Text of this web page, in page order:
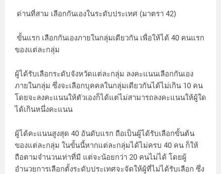
ด่านที่สาม เลือกกันเองในระดับประเทศ (มาตรา 42)
ขั้นแรก เลือกกันเองภายในกลุ่มเดียวกัน เพื่อให้ได้ 40 คนแรก
ของแต่ละกลุ่ม
ผู้ได้รับเลือกระดับจังหวัดแต่ละกลุ่ม ลงคะแนนเลือกกันเอง
ภายในกลุ่ม ซึ่งจะเลือกบุคคลในกลุ่มเดียวกันได้ไม่เกิน 10 คน
โดยจะลงคะแนนให้ตัวเองก็ได้แต่ไม่สามารถลงคะแนนให้ผู้ใด
ได้เกินหนึ่งคะแนน
ผู้ได้คะแนนสูงสุด 40 อันดับแรก ถือเป็นผู้ได้รับเลือกขั้นต้น
ของแต่ละกลุ่ม ในขั้นนี้หากแต่ละกลุ่มได้ไม่ครบ 40 คน ก็ให้
ถือตามจำนวนเท่าที่มี แต่จะน้อยกว่า 20 คนไม่ได้ โดยผู้
อำนวยการเลือกตั้งระดับประเทศจะจัดให้ผู้ที่ไม่ได้รับเลือก ซึ่ง